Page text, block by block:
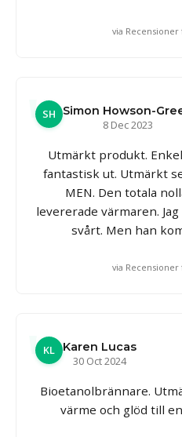
via
SH Simon Howson-
8 Dec 2023
Utmärkt produkt.
fantastisk ut. Utmärkt
MEN. Den totala
levererade värmaren.
svårt. Men han
via
KL
Karen Lucas
30 Oct 2024
Bioetanolbrännare.
värme och glöd till